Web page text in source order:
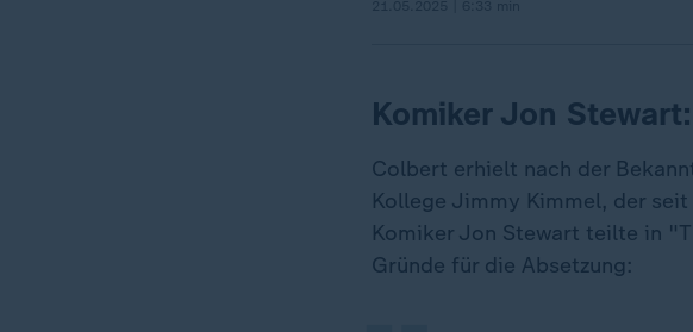
Komiker Jon
Colbert erhielt nach der
Kollege Jimmy Kimmel, der
Komiker Jon Stewart teilte in
Gründe für die Absetzung:
„